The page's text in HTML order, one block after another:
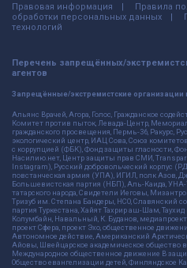
Правовая информация Правила
обработки персональных данных
технологий
Перечень запрещённых/
агентов
Запрещённые/экстремистские организации
Альянс Врачей, Агора, Голос, Гражданское
Комитет против пыток, Левада-Центр,
гражданского просвещения, Пермь-36, Ракурс,
экологический центр, ИАЦ Сова, Союз
с коррупцией (ФБК), Фонд защиты гласности,
Насилию.нет, Центр защиты прав СМИ,
Instagram), Русский добровольческий корпус
повстанческая армия (УПА), ИГИЛ, полк Азов,
Большевистская партия (НБП), Аль-Каида,
татарского народа, Свидетели Иеговы,
Тризуб им. Степана Бандеры, НСО, Славянский
партия Туркестана, Хайят Тахрир аш-Шам,
Колумбайн, Навальный, К. Буданов,
проект Сфера, проект Эхо, общественное
Автономное действие, Американский
Айовы, Швейцарское академическое общество
Международное общественное движение В
Общество евангелизации детей, Финляндское